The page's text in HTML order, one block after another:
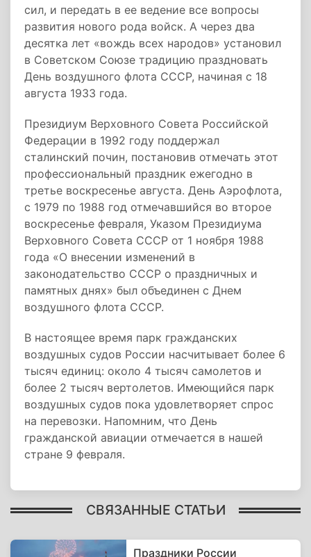
сил, и передать в ее ведение все вопросы
развития нового рода войск. А через два
десятка лет «вождь всех народов» установил
в Советском Союзе традицию праздновать
День воздушного флота СССР, начиная с 18
августа 1933 года.
Президиум Верховного Совета Российской
Федерации в 1992 году поддержал
сталинский почин, постановив отмечать этот
профессиональный праздник ежегодно в
третье воскресенье августа. День Аэрофлота,
с 1979 по 1988 год отмечавшийся во второе
воскресенье февраля, Указом Президиума
Верховного Совета СССР от 1 ноября 1988
года «О внесении изменений в
законодательство СССР о праздничных и
памятных днях» был объединен с Днем
воздушного флота СССР.
В настоящее время парк гражданских
воздушных судов России насчитывает более 6
тысяч единиц: около 4 тысяч самолетов и
более 2 тысяч вертолетов. Имеющийся парк
воздушных судов пока удовлетворяет спрос
на перевозки. Напомним, что День
гражданской авиации отмечается в нашей
стране 9 февраля.
СВЯЗАННЫЕ СТАТЬИ
Праздники России